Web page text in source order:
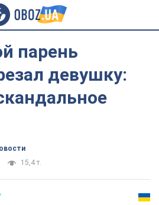
парень
девушку:
15,4 т.